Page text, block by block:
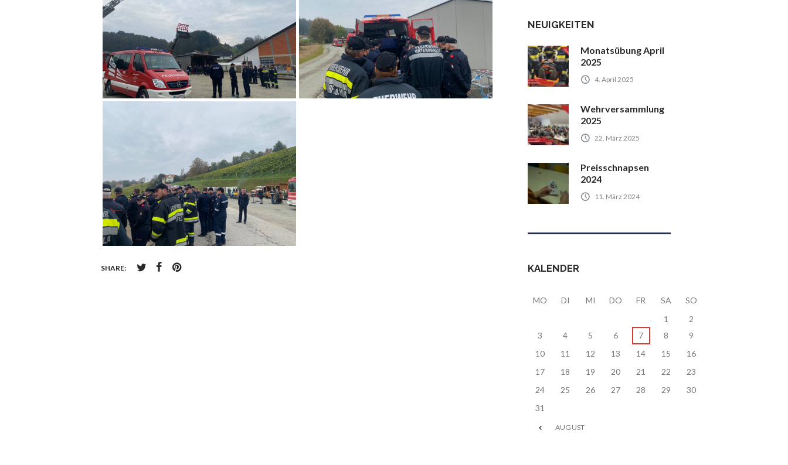
SHARE:
NEUIGKEITEN
Monatsübung April
2025
4. April 2025
Wehrversammlung
2025
22. März 2025
Preisschnapsen
2024
11. März 2024
KALENDER
AUGUST
MO DI MI DO FR SA
SO
1
2
3
4 5 6 7 8
9
10
11 12 13 14 15
16
17
18 19 20 21 22
23
24
25 26 27 28 29
30
31